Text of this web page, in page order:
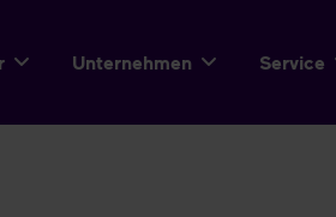
Unternehmen Service